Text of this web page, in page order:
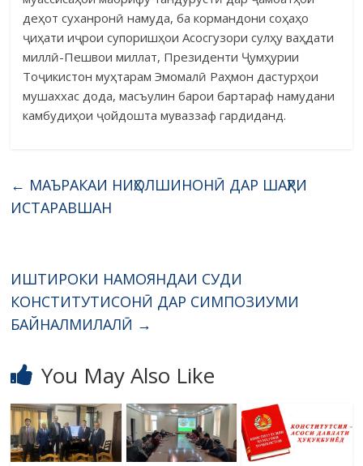
деҳот суханронӣ намуда, ба кормандони соҳаҳо
ҷиҳати иҷрои супоришҳои Асосгузори сулҳу ваҳдати
миллӣ-Пешвои миллат, Президенти Ҷумҳурии
Тоҷикистон муҳтарам Эмомалӣ Раҳмон дастурҳои
мушаххас дода, масъулин барои бартараф намудани
камбудиҳои ҷойдошта муваззаф гардиданд.
← МАЪРАКАИ НИҲОЛШИНОНӢ ДАР ШАҲРИ
ИСТАРАВШАН
ИШТИРОКИ НАМОЯНДАИ СУДИ
КОНСТИТУТИСОНӢ ДАР СИМПОЗИУМИ
БАЙНАЛМИЛАЛӢ →
You May Also Like